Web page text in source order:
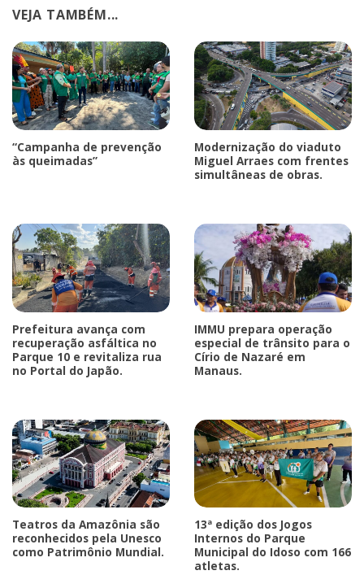
VEJA TAMBÉM...
“Campanha de prevenção
às queimadas”
Modernização do viaduto
Miguel Arraes com frentes
simultâneas de obras.
Prefeitura avança com
recuperação asfáltica no
Parque 10 e revitaliza rua
no Portal do Japão.
IMMU prepara operação
especial de trânsito para o
Círio de Nazaré em
Manaus.
Teatros da Amazônia são
reconhecidos pela Unesco
como Patrimônio Mundial.
13ª edição dos Jogos
Internos do Parque
Municipal do Idoso com 166
atletas.